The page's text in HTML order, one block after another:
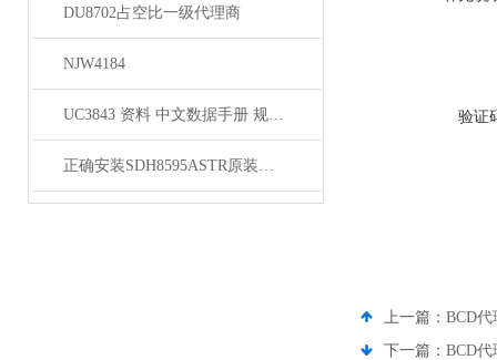
DU8702占空比一级代理商
NJW4184
UC3843 资料 中文数据手册 规格书 PDF
正确安装SDH8595ASTR原装正品为负载提供可靠电力
验证
上一篇： BCD代
下一篇： BCD代